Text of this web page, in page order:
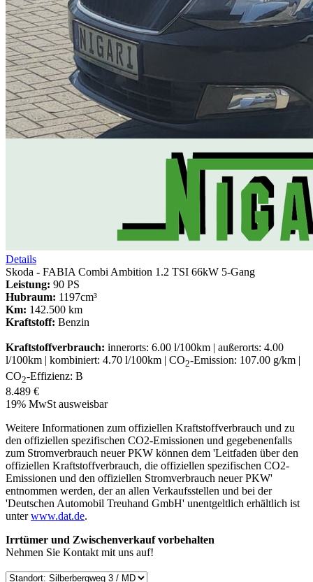
Details
Skoda - FABIA Combi Ambition 1.2 TSI 66kW 5-Gang
Leistung: 90 PS
Hubraum: 1197cm³
Km: 142.500 km
Kraftstoff: Benzin
Kraftstoffverbrauch: innerorts: 6.00 l/100km | außerorts: 4.00
l/100km | kombiniert: 4.70 l/100km | CO2-Emission: 107.00 g/km |
CO2-Effizienz: B
8.489 €
19% MwSt ausweisbar
Weitere Informationen zum offiziellen Kraftstoffverbrauch und zu
den offiziellen spezifischen CO2-Emissionen und gegebenenfalls
zum Stromverbrauch neuer PKW können dem 'Leitfaden über den
offiziellen Kraftstoffverbrauch, die offiziellen spezifischen CO2-
Emissionen und den offiziellen Stromverbrauch neuer PKW'
entnommen werden, der an allen Verkaufsstellen und bei der
'Deutschen Automobil Treuhand GmbH' unentgeltlich erhältlich ist
unterwww.dat.de.
Irrtümer und Zwischenverkauf vorbehalten
Nehmen Sie Kontakt mit uns auf!